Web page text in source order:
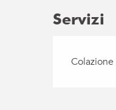
Servizi
Colazione